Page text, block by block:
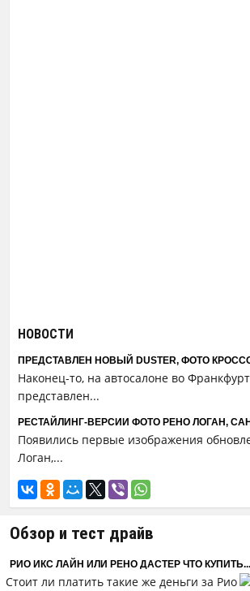
НОВОСТИ
ПРЕДСТАВЛЕН НОВЫЙ DUSTER, ФОТО
Наконец-то, на автосалоне во
представлен...
РЕСТАЙЛИНГ-ВЕРСИИ ФОТО РЕНО ЛОГАН,
Появились первые изображения
Логан,...
Обзор и тест драйв
РИО ИКС ЛАЙН ИЛИ РЕНО ДАСТЕР ЧТО КУПИТЬ...
Стоит ли платить такие же деньги за Рио